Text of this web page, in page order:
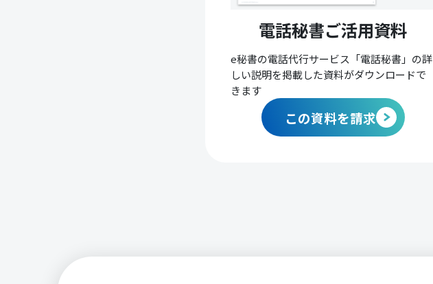
電話秘書ご活用資料
e秘書の電話代行サービス「電話秘書」の詳
しい説明を掲載した資料がダウンロードで
きます
この資料を請求